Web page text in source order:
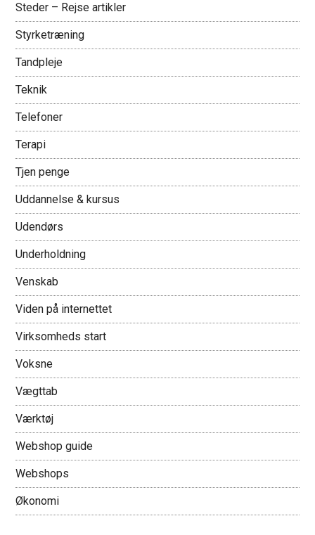
Steder – Rejse artikler
Styrketræning
Tandpleje
Teknik
Telefoner
Terapi
Tjen penge
Uddannelse & kursus
Udendørs
Underholdning
Venskab
Viden på internettet
Virksomheds start
Voksne
Vægttab
Værktøj
Webshop guide
Webshops
Økonomi